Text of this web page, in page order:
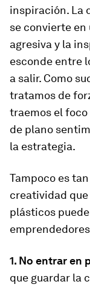
inspiración. La
se convierte en
agresiva y la
esconde entre
a salir. Como
tratamos de
traemos el
de plano
la estrategia.
Tampoco es
creatividad
plásticos
1. No entrar en
que guardar la